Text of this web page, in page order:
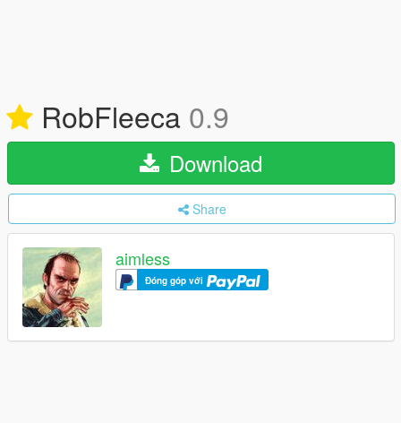
RobFleeca 0.9
Download
Share
aimless
Đóng góp với